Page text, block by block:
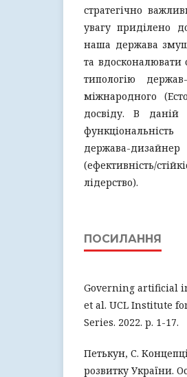
стратегічно
увагу приділено
наша держава
та вдосконалювати
типологію
міжнародного
досвіду. В даній
держава-
(ефективність/
лідерство).
ПОСИЛАННЯ
Governing artificial
et al. UCL Institute
Series. 2022. p. 1-17.
Петькун, С.
розвитку України.